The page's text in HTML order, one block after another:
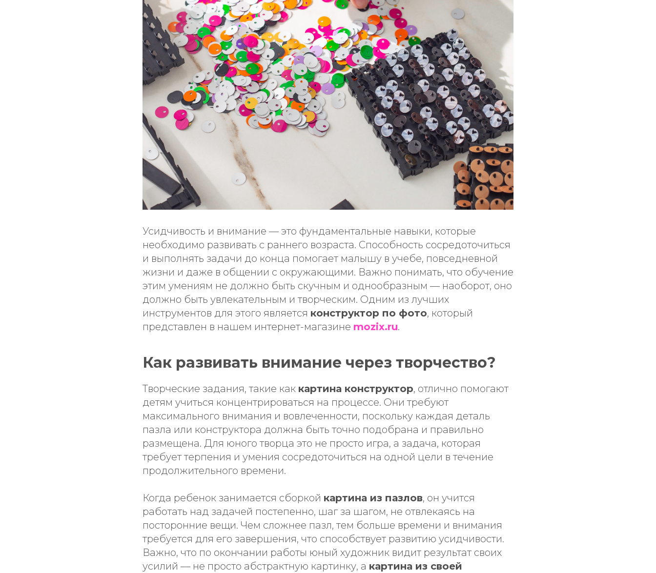
Усидчивость и внимание — это фундаментальные навыки, которые
необходимо развивать с раннего возраста. Способность сосредоточиться
и выполнять задачи до конца помогает малышу в учебе, повседневной
жизни и даже в общении с окружающими. Важно понимать, что обучение
этим умениям не должно быть скучным и однообразным — наоборот, оно
должно быть увлекательным и творческим. Одним из лучших
инструментов для этого является конструктор по фото, который
представлен в нашем интернет-магазине mozix.ru.
Как развивать внимание через творчество?
Творческие задания, такие как картина конструктор, отлично помогают
детям учиться концентрироваться на процессе. Они требуют
максимального внимания и вовлеченности, поскольку каждая деталь
пазла или конструктора должна быть точно подобрана и правильно
размещена. Для юного творца это не просто игра, а задача, которая
требует терпения и умения сосредоточиться на одной цели в течение
продолжительного времени.
Когда ребенок занимается сборкой картина из пазлов, он учится
работать над задачей постепенно, шаг за шагом, не отвлекаясь на
посторонние вещи. Чем сложнее пазл, тем больше времени и внимания
требуется для его завершения, что способствует развитию усидчивости.
Важно, что по окончании работы юный художник видит результат своих
усилий — не просто абстрактную картинку, а картина из своей